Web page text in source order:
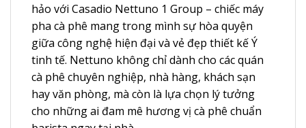
hảo với Casadio Nettuno 1 Group – chiếc máy
pha cà phê mang trong mình sự hòa quyện
giữa công nghệ hiện đại và vẻ đẹp thiết kế Ý
tinh tế. Nettuno không chỉ dành cho các quán
cà phê chuyên nghiệp, nhà hàng, khách sạn
hay văn phòng, mà còn là lựa chọn lý tưởng
cho những ai đam mê hương vị cà phê chuẩn